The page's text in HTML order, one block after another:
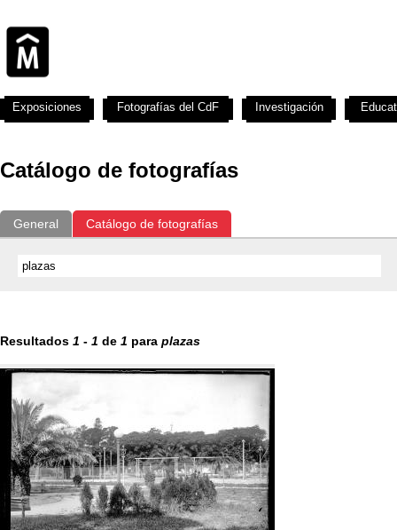
Catálogo de fotografías
General Catálogo de fotografías
Resultados 1 - 1 de 1 para plazas
Exposiciones Fotografías del CdF Investigación